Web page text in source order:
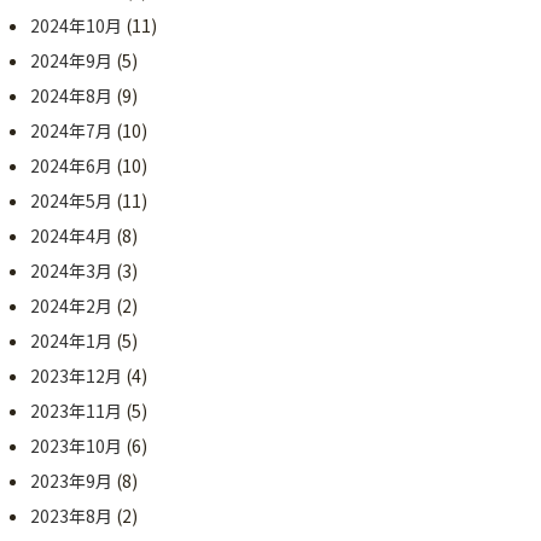
2024年10月 (11)
2024年9月 (5)
2024年8月 (9)
2024年7月 (10)
2024年6月 (10)
2024年5月 (11)
2024年4月 (8)
2024年3月 (3)
2024年2月 (2)
2024年1月 (5)
2023年12月 (4)
2023年11月 (5)
2023年10月 (6)
2023年9月 (8)
2023年8月 (2)